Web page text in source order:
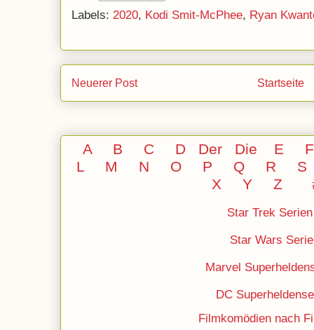
Labels: 2020, Kodi Smit-McPhee, Ryan
Neuerer Post Startseite
A B C D Der Die E
L
M N O P Q R
S
X Y
Z
Star Trek Serien
Star Wars
Marvel
DC
Filmkomödien nach